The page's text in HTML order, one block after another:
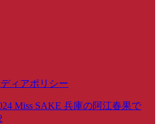
ィアポリシー
Miss SAKE 兵庫の阿江春果で